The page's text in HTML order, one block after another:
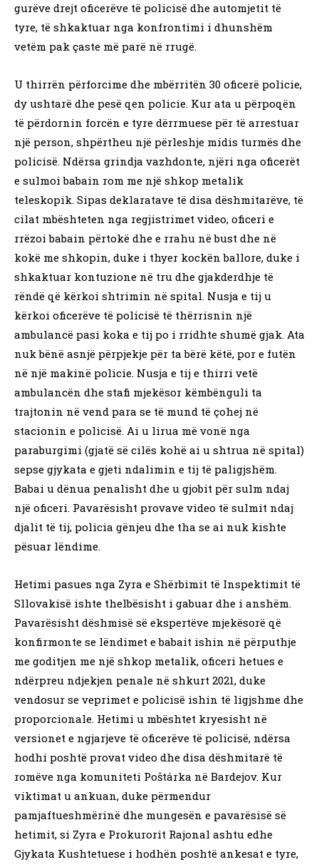
gurëve drejt oficerëve të policisë dhe automjetit të
tyre, të shkaktuar nga konfrontimi i dhunshëm
vetëm pak çaste më parë në rrugë.
U thirrën përforcime dhe mbërritën 30 oficerë policie,
dy ushtarë dhe pesë qen policie. Kur ata u përpoqën
të përdornin forcën e tyre dërrmuese për të arrestuar
një person, shpërtheu një përleshje midis turmës dhe
policisë. Ndërsa grindja vazhdonte, njëri nga oficerët
e sulmoi babain rom me një shkop metalik
teleskopik. Sipas deklaratave të disa dëshmitarëve, të
cilat mbështeten nga regjistrimet video, oficeri e
rrëzoi babain përtokë dhe e rrahu në bust dhe në
kokë me shkopin, duke i thyer kockën ballore, duke i
shkaktuar kontuzione në tru dhe gjakderdhje të
rëndë që kërkoi shtrimin në spital. Nusja e tij u
kërkoi oficerëve të policisë të thërrisnin një
ambulancë pasi koka e tij po i rridhte shumë gjak. Ata
nuk bënë asnjë përpjekje për ta bërë këtë, por e futën
në një makinë policie. Nusja e tij e thirri vetë
ambulancën dhe stafi mjekësor këmbënguli ta
trajtonin në vend para se të mund të çohej në
stacionin e policisë. Ai u lirua më vonë nga
paraburgimi (gjatë së cilës kohë ai u shtrua në spital)
sepse gjykata e gjeti ndalimin e tij të paligjshëm.
Babai u dënua penalisht dhe u gjobit për sulm ndaj
një oficeri. Pavarësisht provave video të sulmit ndaj
djalit të tij, policia gënjeu dhe tha se ai nuk kishte
pësuar lëndime.
Hetimi pasues nga Zyra e Shërbimit të Inspektimit të
Sllovakisë ishte thelbësisht i gabuar dhe i anshëm.
Pavarësisht dëshmisë së ekspertëve mjekësorë që
konfirmonte se lëndimet e babait ishin në përputhje
me goditjen me një shkop metalik, oficeri hetues e
ndërpreu ndjekjen penale në shkurt 2021, duke
vendosur se veprimet e policisë ishin të ligjshme dhe
proporcionale. Hetimi u mbështet kryesisht në
versionet e ngjarjeve të oficerëve të policisë, ndërsa
hodhi poshtë provat video dhe disa dëshmitarë të
romëve nga komuniteti Poštárka në Bardejov. Kur
viktimat u ankuan, duke përmendur
pamjaftueshmërinë dhe mungesën e pavarësisë së
hetimit, si Zyra e Prokurorit Rajonal ashtu edhe
Gjykata Kushtetuese i hodhën poshtë ankesat e tyre,